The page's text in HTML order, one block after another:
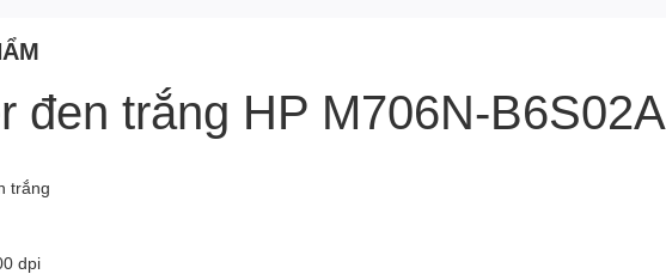
đen trắng HP M706N-B6S02A
trắng
dpi